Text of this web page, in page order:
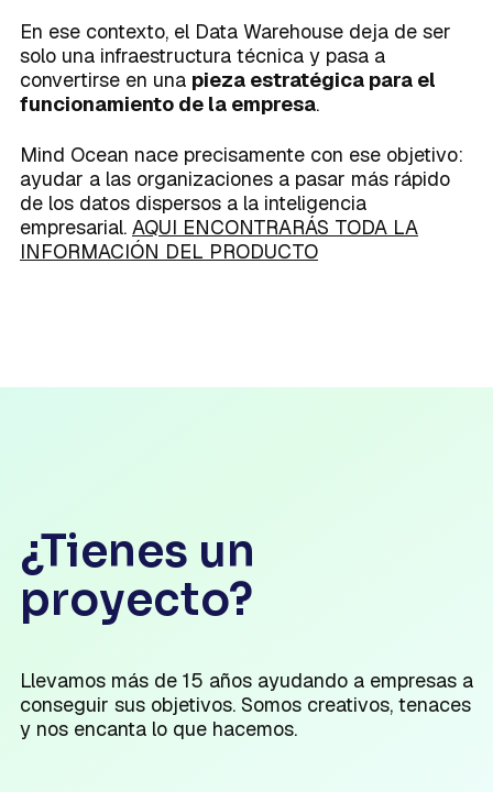
En ese contexto, el Data Warehouse deja de ser
solo una infraestructura técnica y pasa a
convertirse en una pieza estratégica para el
funcionamiento de la empresa.
Mind Ocean nace precisamente con ese objetivo:
ayudar a las organizaciones a pasar más rápido
de los datos dispersos a la inteligencia
empresarial. AQUI ENCONTRARÁS TODA LA
INFORMACIÓN DEL PRODUCTO
¿Tienes un
proyecto?
Llevamos más de 15 años ayudando a empresas a
conseguir sus objetivos. Somos creativos, tenaces
y nos encanta lo que hacemos.